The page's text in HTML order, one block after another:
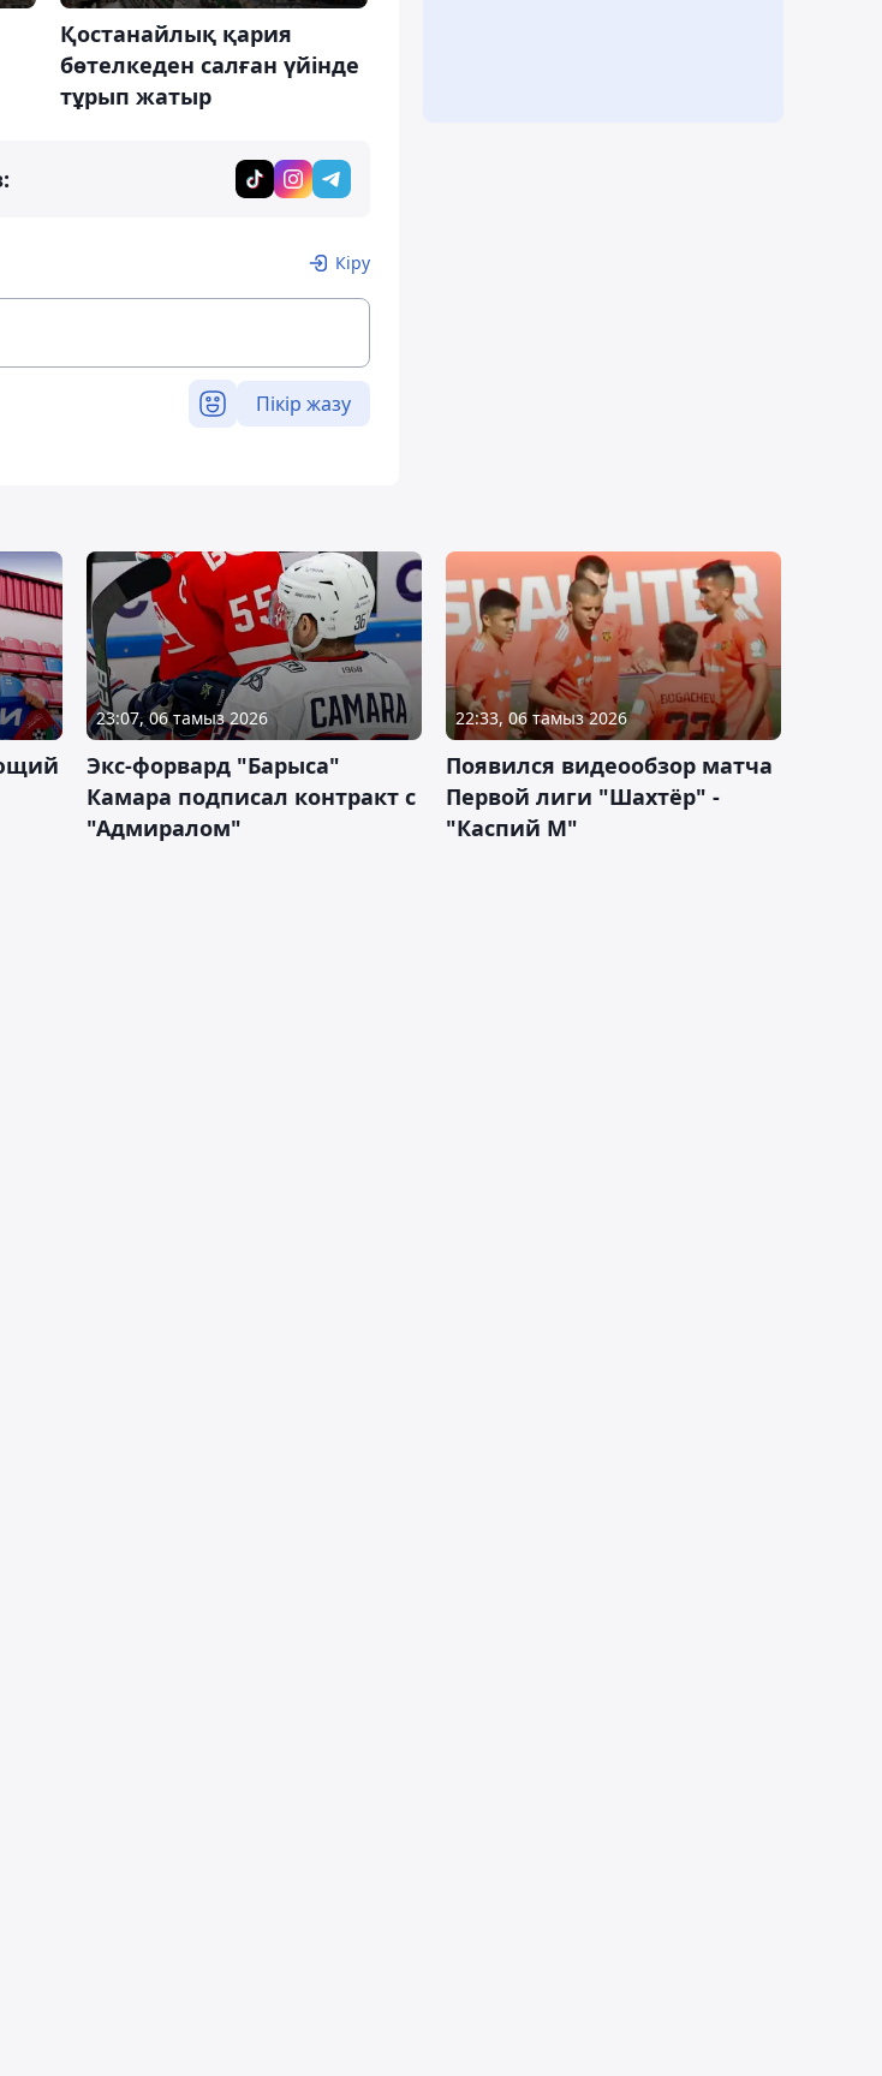
Қостанайлық қария
бөтелкеден салған үйінде
тұрып жатыр
Кіру
Пікір жазу
23:07, 06 тамыз 2026
Экс-форвард "Барыса"
Камара подписал контракт с
"Адмиралом"
22:33, 06 тамыз 2026
Появился видеообзор матча
Первой лиги "Шахтёр" -
"Каспий М"